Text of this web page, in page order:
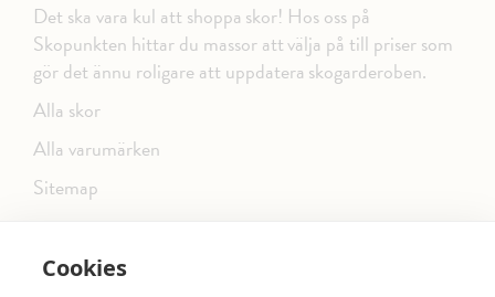
Cookies
Det ska vara kul att shoppa skor! Hos oss på
Skopunkten hittar du massor att välja på till priser som
gör det ännu roligare att uppdatera skogarderoben.
Alla skor
Alla varumärken
Sitemap